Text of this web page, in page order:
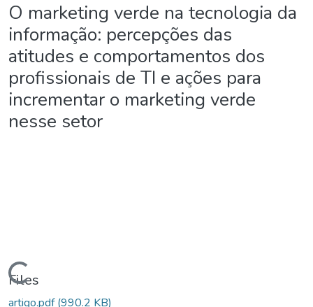
O marketing verde na tecnologia da
informação: percepções das
atitudes e comportamentos dos
profissionais de TI e ações para
incrementar o marketing verde
nesse setor
Files
artigo.pdf(990.2 KB)